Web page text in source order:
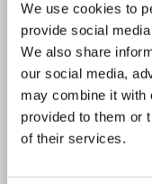
We use cookies to
provide social
We also share
our social media,
may combine it with
provided to them or
of their services.